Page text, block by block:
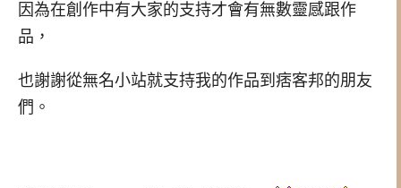
因為在創作中有大家的支持才會有無數靈感跟作
品，
也謝謝從無名小站就支持我的作品到痞客邦的朋友
們。